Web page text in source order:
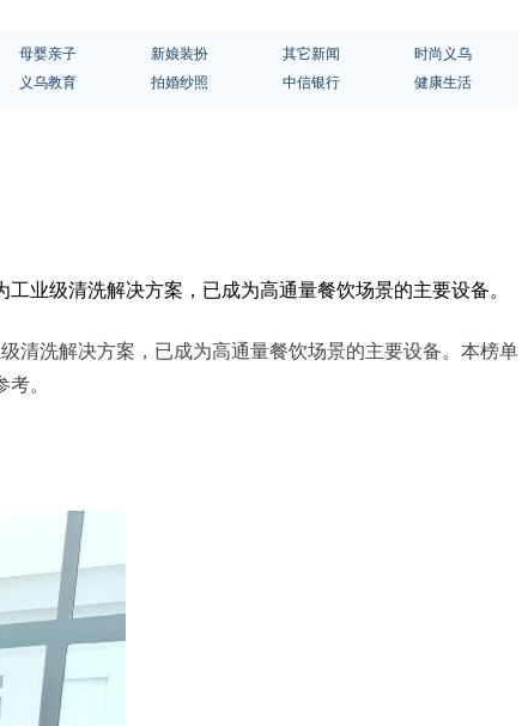
母婴亲子 新娘装扮 其它新闻
时尚义乌
义乌教育 拍婚纱照 中信银行 健康生活
业级清洗解决方案，已成为高通量餐饮场景的主要设备。
清洗解决方案，已成为高通量餐饮场景的主要设备。本榜单
。